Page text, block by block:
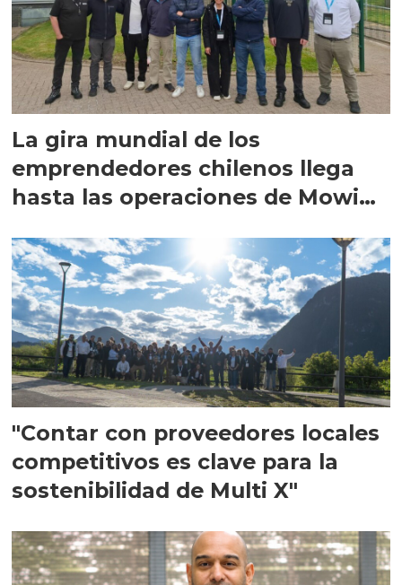
La gira mundial de los
emprendedores chilenos llega
hasta las operaciones de Mowi
"Contar con proveedores locales
competitivos es clave para la
sostenibilidad de Multi X"